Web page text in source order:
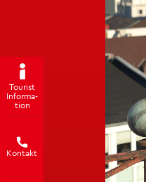
Tou­rist
In­for­ma­
ti­on
Kon­takt